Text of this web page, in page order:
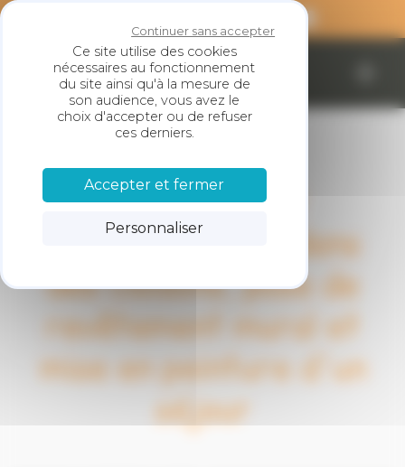
SARL LESKE
Ouverture et
agrandissement dans
des cloisons, pose de
revêtement mural et
mise en peinture d'un
séjour
Panneau de gestion des cookies
Ce site utilise des cookies
nécessaires au fonctionnement
du site ainsi qu'à la mesure de
son audience, vous avez le
choix d'accepter ou de refuser
ces derniers.
Accepter et fermer
Continuer sans accepter
Personnaliser